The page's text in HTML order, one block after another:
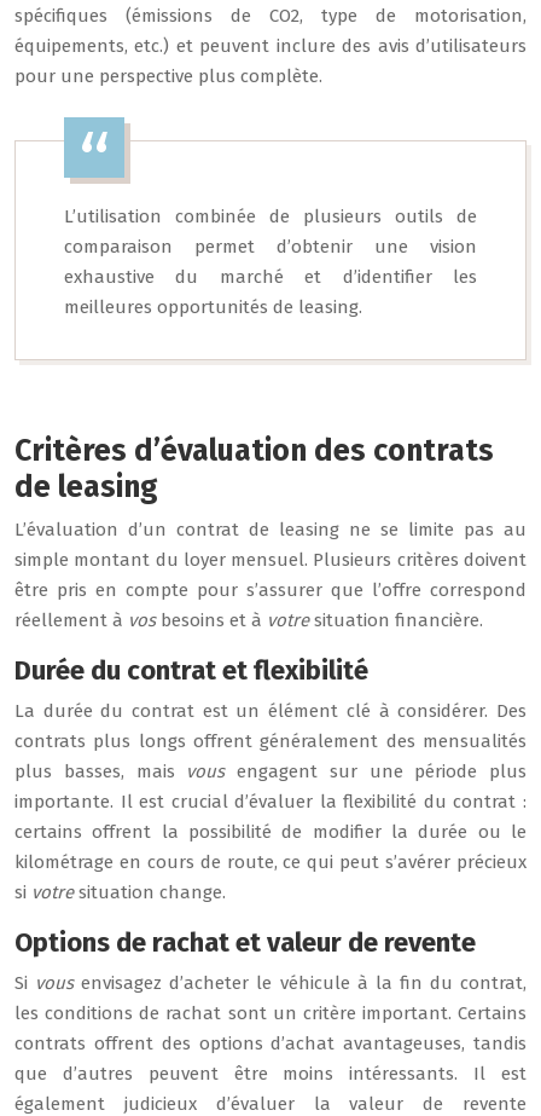
spécifiques (émissions de CO2, type de motorisation,
équipements, etc.) et peuvent inclure des avis d’utilisateurs
pour une perspective plus complète.
L’utilisation combinée de plusieurs outils de
comparaison permet d’obtenir une vision
exhaustive du marché et d’identifier les
meilleures opportunités de leasing.
Critères d’évaluation des contrats
de leasing
L’évaluation d’un contrat de leasing ne se limite pas au
simple montant du loyer mensuel. Plusieurs critères doivent
être pris en compte pour s’assurer que l’offre correspond
réellement à vos besoins et à votresituation financière.
Durée du contrat et flexibilité
La durée du contrat est un élément clé à considérer. Des
contrats plus longs offrent généralement des mensualités
plus basses, mais vous engagent sur une période plus
importante. Il est crucial d’évaluer la flexibilité du contrat :
certains offrent la possibilité de modifier la durée ou le
kilométrage en cours de route, ce qui peut s’avérer précieux
si votresituation change.
Options de rachat et valeur de revente
Si vousenvisagez d’acheter le véhicule à la fin du contrat,
les conditions de rachat sont un critère important. Certains
contrats offrent des options d’achat avantageuses, tandis
que d’autres peuvent être moins intéressants. Il est
également judicieux d’évaluer la valeur de revente